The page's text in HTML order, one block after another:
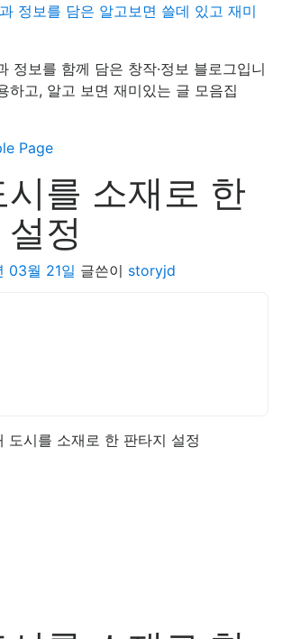
정보를 담은 알고보면 쓸데 있고 재미
정보를 함께 담은 창작·정보 블로그입니
하고, 알고 보면 재미있는 글 모음집
Page
시를 소재로 한
정
03월 21일 글쓴이 storyjd